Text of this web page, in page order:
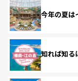
今年の夏は
知れば知る